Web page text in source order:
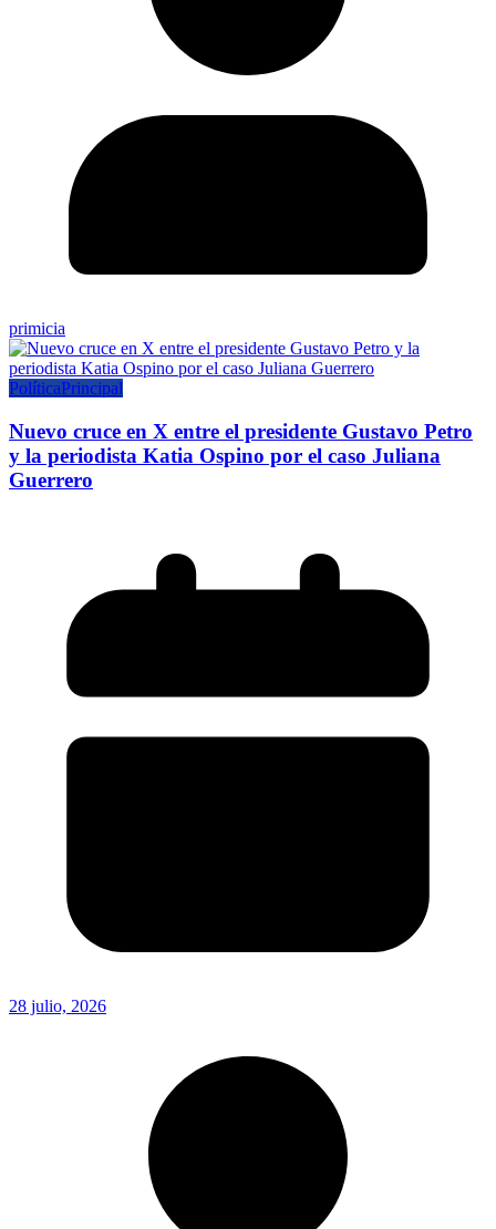
primicia
PolíticaPrincipal
Nuevo cruce en X entre el presidente Gustavo Petro
y la periodista Katia Ospino por el caso Juliana
Guerrero
28 julio, 2026